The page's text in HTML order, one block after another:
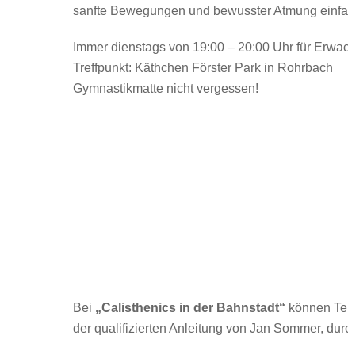
sanfte Bewegungen und bewusster Atmung
Immer dienstags von 19:00 – 20:00 Uhr für
Treffpunkt: Käthchen Förster Park in Rohrbach
Gymnastikmatte nicht vergessen!
Bei „Ca isthenics in der Bahnstadt“ können
der qualifizierten Anleitung von Jan Sommer,